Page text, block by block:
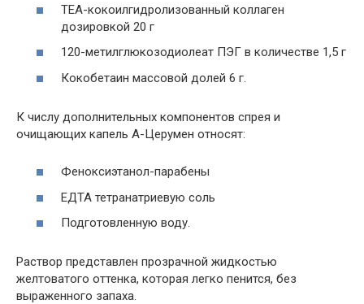
ТЕА-кокоилгидролизованный коллаген
дозировкой 20 г
120-метилглюкозодиолеат ПЭГ в количестве 1,5 г
Кокобетаин массовой долей 6 г.
К числу дополнительных компонентов спрея и
очищающих капель А-Церумен относят:
Феноксиэтанол-парабены
ЕДТА тетранатриевую соль
Подготовленную воду.
Раствор представлен прозрачной жидкостью
желтоватого оттенка, которая легко пенится, без
выраженного запаха.